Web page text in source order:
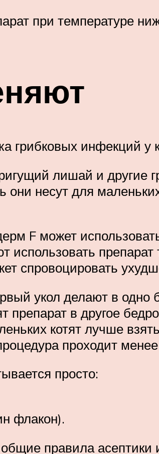
при температуре
грибковых инфекций у
лишай и другие
несут для
F может
препарат
спровоцировать
укол делают в одно
в другое
котят лучше
проходит
просто:
флакон).
правила асептики